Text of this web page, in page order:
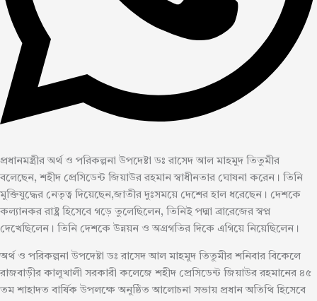
প্রধানমন্ত্রীর অর্থ ও পরিকল্পনা উপদেষ্টা ডঃ রাসেদ আল মাহমুদ তিতুমীর
বলেছেন, শহীদ প্রেসিডেন্ট জিয়াউর রহমান স্বাধীনতার ঘোষনা করেন। তিনি
মুক্তিযুদ্ধের নেতৃত্ব দিয়েছেন,জাতীর দুঃসময়ে দেশের হাল ধরেছেন। দেশকে
কল্যানকর রাষ্ট্র হিসেবে গড়ে তুলেছিলেন, তিনিই পদ্মা ব্রারেজের স্বপ্ন
দেখেছিলেন। তিনি দেশকে উন্নয়ন ও অগ্রগতির দিকে এগিয়ে নিয়েছিলেন।
অর্থ ও পরিকল্পনা উপদেষ্টা ডঃ রাসেদ আল মাহমুদ তিতুমীর শনিবার বিকেলে
রাজবাড়ীর কালুখালী সরকারী কলেজে শহীদ প্রেসিডেন্ট জিয়াউর রহমানের ৪৫
তম শাহাদত বার্ষিক উপলক্ষে অনুষ্ঠিত আলোচনা সভায় প্রধান অতিথি হিসেবে